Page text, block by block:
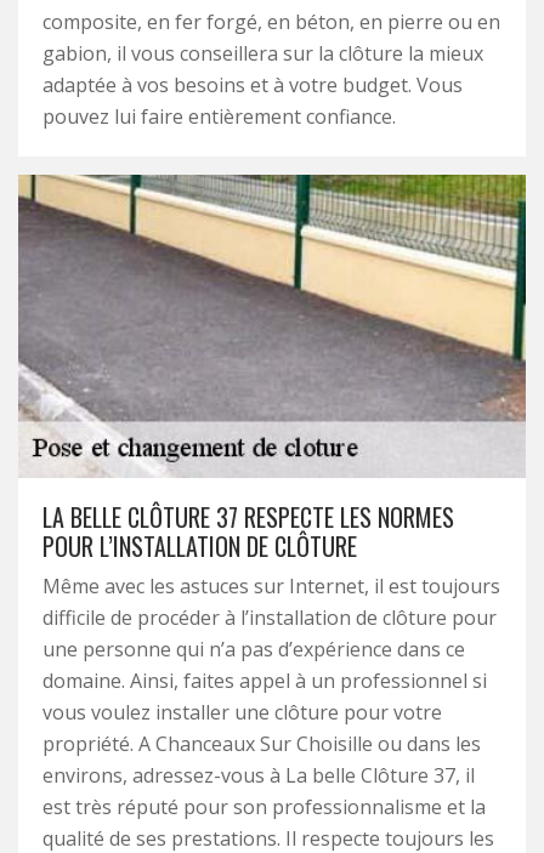
composite, en fer forgé, en béton, en pierre ou en
gabion, il vous conseillera sur la clôture la mieux
adaptée à vos besoins et à votre budget. Vous
pouvez lui faire entièrement confiance.
LA BELLE CLÔTURE 37 RESPECTE LES NORMES
POUR L’INSTALLATION DE CLÔTURE
Même avec les astuces sur Internet, il est toujours
difficile de procéder à l’installation de clôture pour
une personne qui n’a pas d’expérience dans ce
domaine. Ainsi, faites appel à un professionnel si
vous voulez installer une clôture pour votre
propriété. A Chanceaux Sur Choisille ou dans les
environs, adressez-vous à La belle Clôture 37, il
est très réputé pour son professionnalisme et la
qualité de ses prestations. Il respecte toujours les